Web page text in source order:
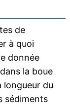
de
à quoi
donnée
la boue
longueur du
sédiments